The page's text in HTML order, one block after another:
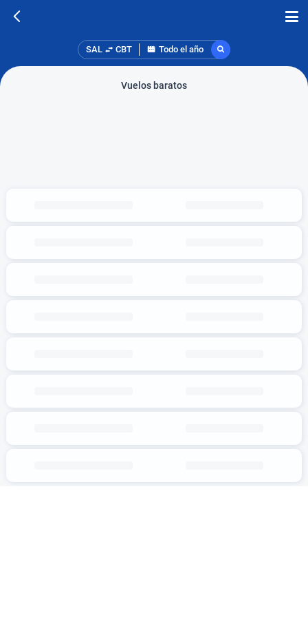
SAL CBT Todo el año
Vuelos baratos